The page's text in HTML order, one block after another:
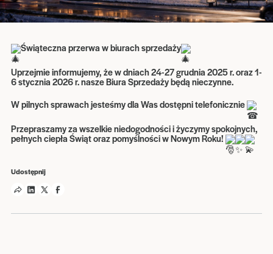
Świąteczna przerwa w biurach sprzedaży
Uprzejmie informujemy, że w dniach 24-27 grudnia 2025 r. oraz 1-
6 stycznia 2026 r. nasze Biura Sprzedaży będą nieczynne.
W pilnych sprawach jesteśmy dla Was dostępni telefonicznie
Przepraszamy za wszelkie niedogodności i życzymy spokojnych,
pełnych ciepła Świąt oraz pomyślności w Nowym Roku!
Udostępnij